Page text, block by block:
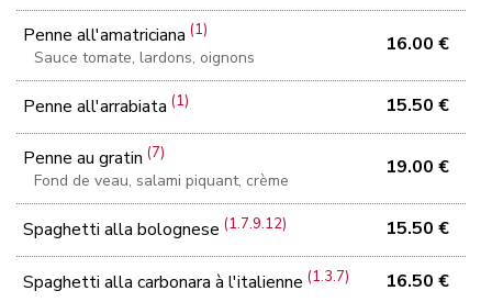
Penne all'amatriciana(1)
Sauce tomate, lardons, oignons
16.00 €
Penne all'arrabiata(1) 15.50 €
Penne au gratin(7)
Fond de veau, salami piquant, crème
19.00 €
Spaghetti alla bolognese(1.7.9.12) 15.50 €
Spaghetti alla carbonara à l'italienne(1.3.7) 16.50 €